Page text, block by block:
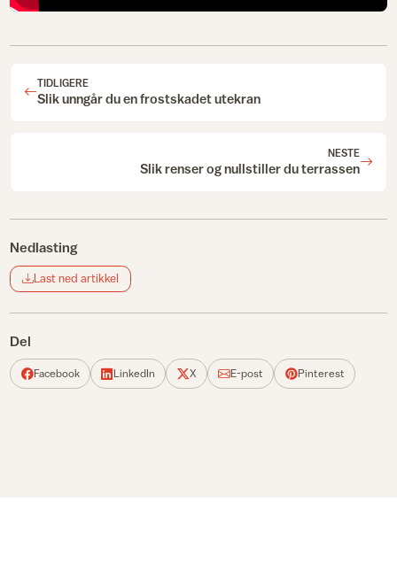
TIDLIGERE
Slik unngår du en frostskadet utekran
NESTE
Slik renser og nullstiller du terrassen
Nedlasting
Last ned artikkel
Del
Facebook LinkedIn X E-post Pinterest